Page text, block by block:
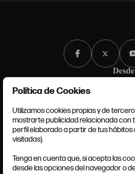
TÉRMINOS Y
POLÍTICA
AJUSTE
Política de Cookies
Utilizamos cookies propias y de
mostrarte publicidad relacionada con
perfil elaborado a partir de tus
visitadas).
Tenga en cuenta que, si acepta las
desde las opciones del navegador o